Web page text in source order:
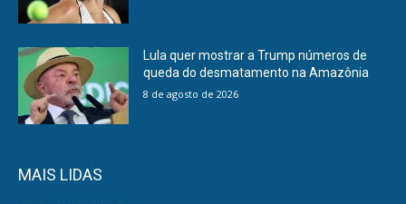
Lula quer mostrar a Trump números de
queda do desmatamento na Amazônia
8 de agosto de 2026
MAIS LIDAS